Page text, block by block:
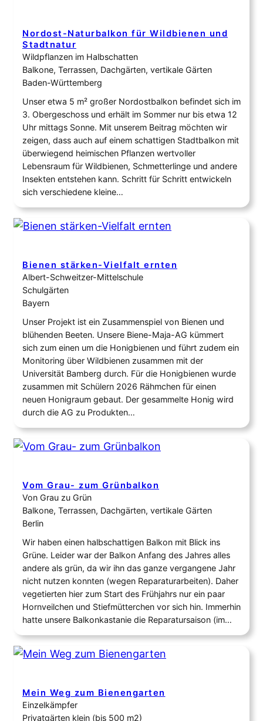
Nordost-Naturbalkon für Wildbienen und
Stadtnatur
Wildpflanzen im Halbschatten
Balkone, Terrassen, Dachgärten, vertikale Gärten
Baden-Württemberg
Unser etwa 5 m² großer Nordostbalkon befindet sich im
3. Obergeschoss und erhält im Sommer nur bis etwa 12
Uhr mittags Sonne. Mit unserem Beitrag möchten wir
zeigen, dass auch auf einem schattigen Stadtbalkon mit
überwiegend heimischen Pflanzen wertvoller
Lebensraum für Wildbienen, Schmetterlinge und andere
Insekten entstehen kann. Schritt für Schritt entwickeln
sich verschiedene kleine…
Bienen stärken-Vielfalt ernten
Albert-Schweitzer-Mittelschule
Schulgärten
Bayern
Unser Projekt ist ein Zusammenspiel von Bienen und
blühenden Beeten. Unsere Biene-Maja-AG kümmert
sich zum einen um die Honigbienen und führt zudem ein
Monitoring über Wildbienen zusammen mit der
Universität Bamberg durch. Für die Honigbienen wurde
zusammen mit Schülern 2026 Rähmchen für einen
neuen Honigraum gebaut. Der gesammelte Honig wird
durch die AG zu Produkten…
Vom Grau- zum Grünbalkon
Von Grau zu Grün
Balkone, Terrassen, Dachgärten, vertikale Gärten
Berlin
Wir haben einen halbschattigen Balkon mit Blick ins
Grüne. Leider war der Balkon Anfang des Jahres alles
andere als grün, da wir ihn das ganze vergangene Jahr
nicht nutzen konnten (wegen Reparaturarbeiten). Daher
vegetierten hier zum Start des Frühjahrs nur ein paar
Hornveilchen und Stiefmütterchen vor sich hin. Immerhin
hatte unsere Balkonkastanie die Reparatursaison (im…
Mein Weg zum Bienengarten
Einzelkämpfer
Privatgärten klein (bis 500 m2)